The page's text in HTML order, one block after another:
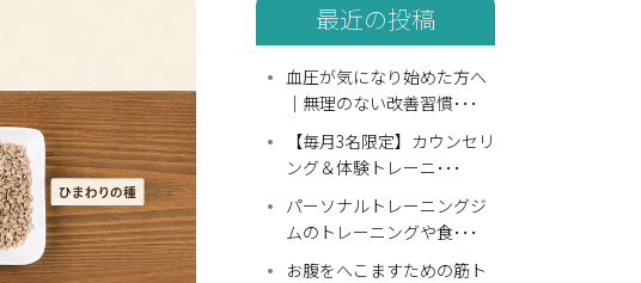
最近の投稿
血圧が気になり始めた方へ
｜無理のない改善習慣･･･
【毎月3名限定】カウンセリ
ング＆体験トレーニ･･･
パーソナルトレーニングジ
ムのトレーニングや食･･･
お腹をへこますための筋ト